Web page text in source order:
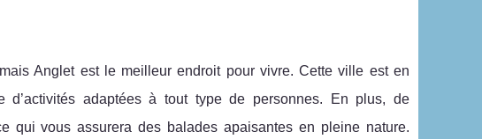
Anglet est le meilleur endroit pour vivre. Cette ville est en
adaptées à tout type de personnes. En plus, de
qui vous assurera des balades apaisantes en pleine nature.